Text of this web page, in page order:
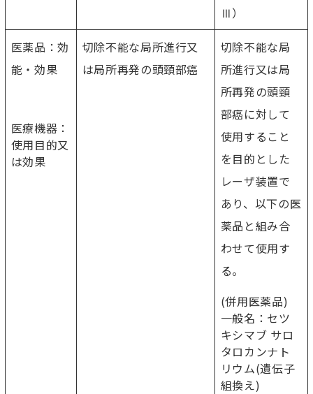
Ⅲ）
医薬品：効
能・効果
医療機器：
使用目的又
は効果
切除不能な局所進行又
は局所再発の頭頸部癌
切除不能な局
所進行又は局
所再発の頭頸
部癌に対して
使用すること
を目的とした
レーザ装置で
あり、以下の医
薬品と組み合
わせて使用す
る。
(併用医薬品)
一般名：セツ
キシマブ サロ
タロカンナト
リウム(遺伝子
組換え)